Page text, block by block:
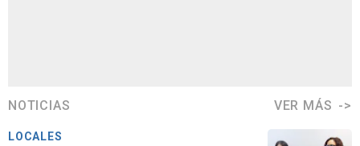
NOTICIAS VER MÁS
LOCALES